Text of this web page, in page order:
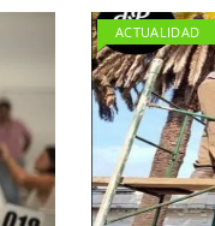
ACTUALIDAD